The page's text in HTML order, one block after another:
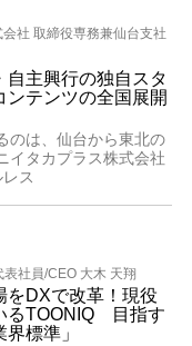
社 取締役専務兼仙台支社
自主興行の独自スタ
ンテンツの全国展開
のは、仙台から東北の
イタカプラス株式会社
ス
社員/CEO 大木 天翔
をDXで改革！現役
るTOONIQ 目指す
標準」